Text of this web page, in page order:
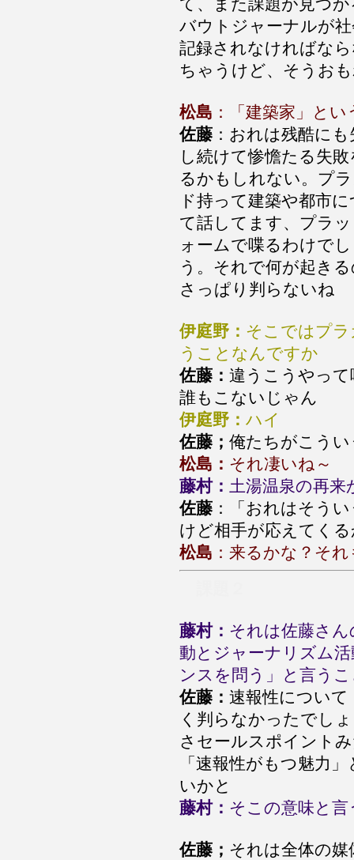
て、また課題が見つ
バウトジャーナルが
記録されなければな
ちゃうけど、そうお
松島 ：「建築家」と
佐藤 ：おれは残酷にも
し続けて惨憺たる失
るかもしれない。プ
ド持って建築や都市
て話してます、プラ
ォームで喋るわけで
う。それで何が起き
さっぱり判らないね
伊庭野： そこではプ
うことなんですか
佐藤： 違うこうやっ
誰もこないじゃん
伊庭野： ハイ
佐藤； 俺たちがこう
松島： それ凄いね～
藤村： 土湯温泉の再来
佐藤 ：「おれはそう
けど相手が応えてく
松島 ：来るかな？そ
藤村： それは佐藤さ
動とジャーナリズム
ンスを問う」と言う
佐藤： 速報性につい
く判らなかったでし
さセールスポイント
「速報性がもつ魅力
いかと
藤村： そこの意味と
佐藤； それは全体の媒